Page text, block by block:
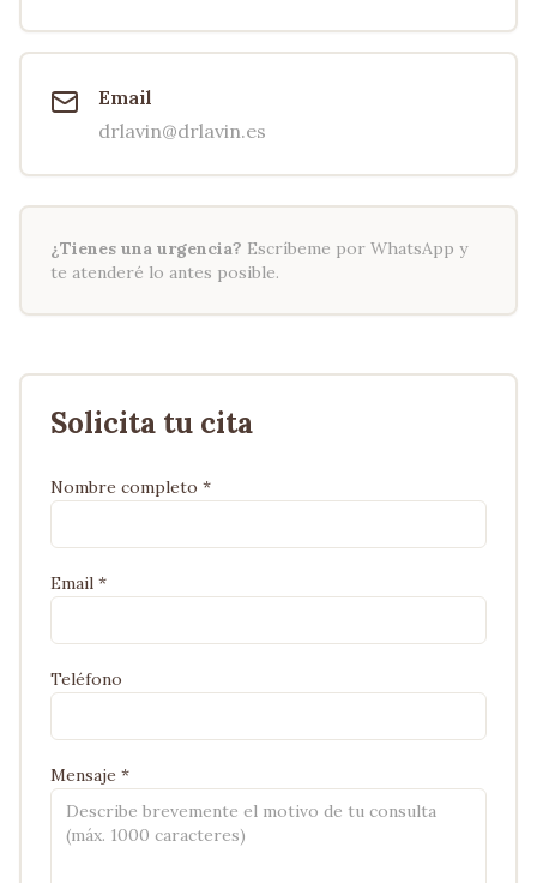
Email
drlavin@drlavin.es
¿Tienes una urgencia? Escríbeme por WhatsApp y
te atenderé lo antes posible.
Solicita tu cita
Nombre completo *
Email *
Teléfono
Mensaje *